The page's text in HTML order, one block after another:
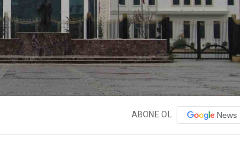
ABONE OL